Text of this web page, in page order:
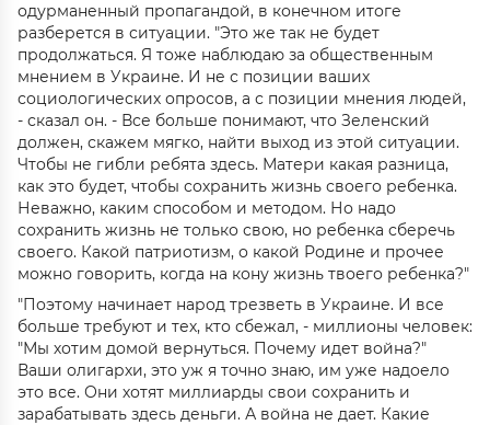
одурманенный пропагандой, в конечном итоге
разберется в ситуации. "Это же так не будет
продолжаться. Я тоже наблюдаю за общественным
мнением в Украине. И не с позиции ваших
социологических опросов, а с позиции мнения людей,
- сказал он. - Все больше понимают, что Зеленский
должен, скажем мягко, найти выход из этой ситуации.
Чтобы не гибли ребята здесь. Матери какая разница,
как это будет, чтобы сохранить жизнь своего ребенка.
Неважно, каким способом и методом. Но надо
сохранить жизнь не только свою, но ребенка сберечь
своего. Какой патриотизм, о какой Родине и прочее
можно говорить, когда на кону жизнь твоего ребенка?"
"Поэтому начинает народ трезветь в Украине. И все
больше требуют и тех, кто сбежал, - миллионы человек:
"Мы хотим домой вернуться. Почему идет война?"
Ваши олигархи, это уж я точно знаю, им уже надоело
это все. Они хотят миллиарды свои сохранить и
зарабатывать здесь деньги. А война не дает. Какие